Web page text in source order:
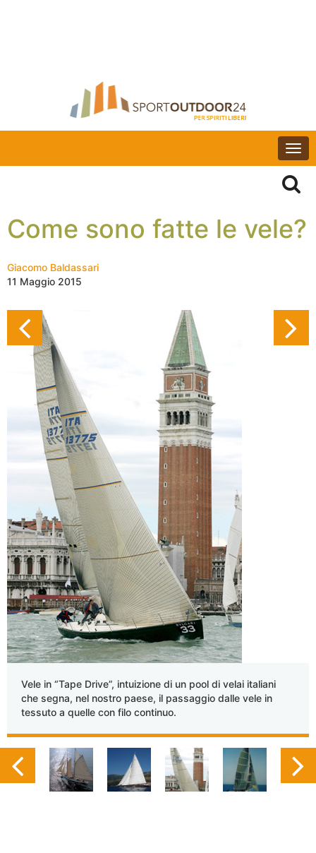
Come sono fatte le vele?
Giacomo Baldassari
11 Maggio 2015
Vele in “Tape Drive”, intuizione di un pool di velai italiani
che segna, nel nostro paese, il passaggio dalle vele in
tessuto a quelle con filo continuo.